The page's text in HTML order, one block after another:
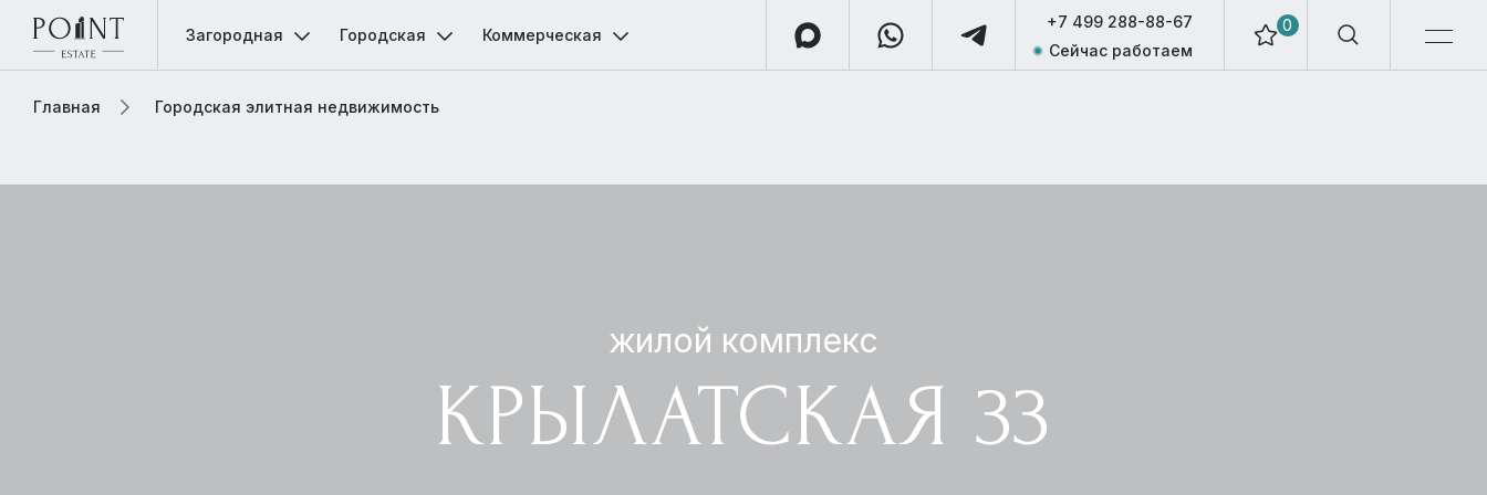
0
+7 499 288-88-67
Сейчас работаем
Загородная Городская Коммерческая
Главная Городская элитная недвижимость
жилой комплекс
КРЫЛАТСКАЯ 33